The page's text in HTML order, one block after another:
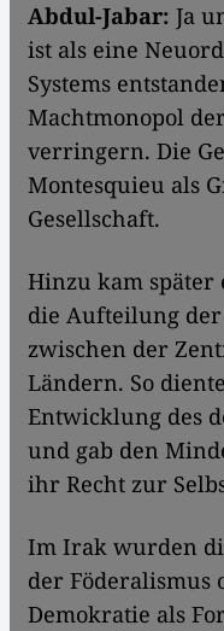
Abdul-Jabar: Ja
ist als eine
Systems
Machtmonopol
verringern. Die
Montesquieu als
Gesellschaft.
Hinzu kam später
die Aufteilung
zwischen der
Ländern. So
Entwicklung des
und gab den
ihr Recht zur
Im Irak wurden
der Föderalismus
Demokratie als